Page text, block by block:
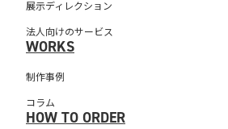
展示ディレクション
法人向けのサービス
WORKS
制作事例
コラム
HOW TO ORDER